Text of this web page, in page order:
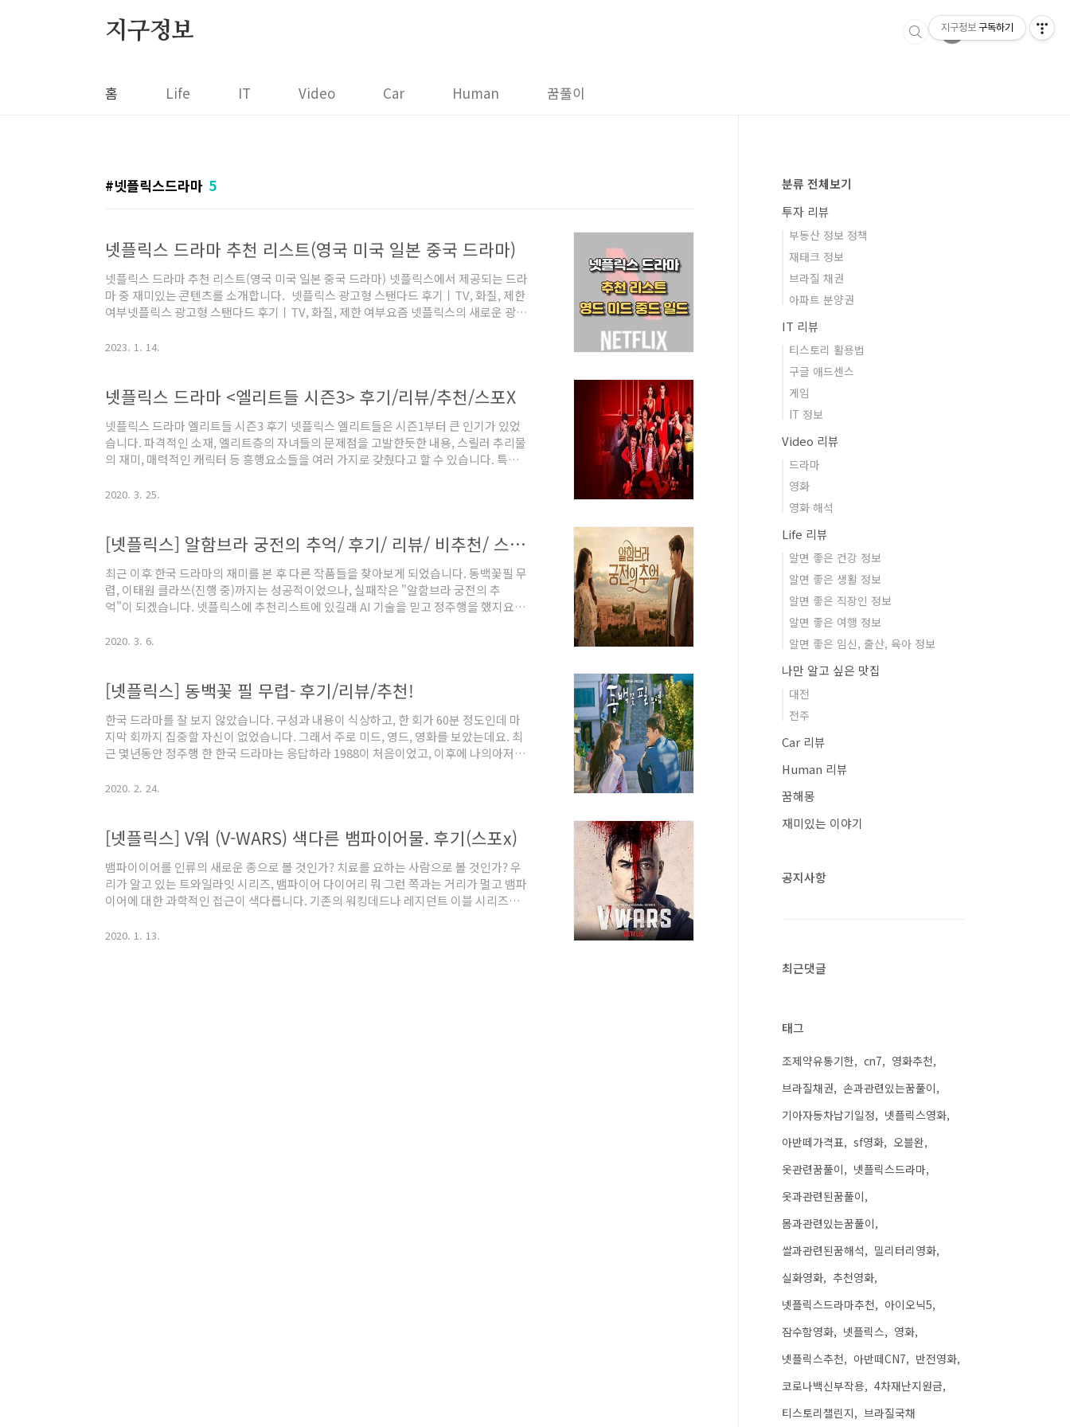
지구정보
홈 Life IT Video Car Human 꿈풀이
넷플릭스드라마 5
넷플릭스 드라마 추천 리스트(영국 미국 일본 중국 드라마)
넷플릭스 드라마 추천 리스트(영국 미국 일본 중국 드라마) 넷플릭스에서 제공되는 드라
마 중 재미있는 콘텐츠를 소개합니다. 넷플릭스 광고형 스탠다드 후기ㅣTV, 화질, 제한
여부넷플릭스 광고형 스탠다드 후기ㅣTV, 화질, 제한 여부요즘 넷플릭스의 새로운 광고
고, 실제 사용자들의oliviabbase.tistory.com 넷플릭스 드라마 추천 영국 드라마오
아를 그린 내용으로 캐릭터가 매력적이고, 근현대 영국의 모습을 볼 수 있어 흥미롭습니
2023. 1. 14.
넷플릭스 드라마 <엘리트들 시즌3> 후기/리뷰/추천/스포X
넷플릭스 드라마 엘리트들 시즌3 후기 넷플릭스 엘리트들은 시즌1부터 큰 인기가 있었
습니다. 파격적인 소재, 엘리트층의 자녀들의 문제점을 고발한듯한 내용, 스릴러 추리물
의 재미, 매력적인 캐릭터 등 흥행요소들을 여러 가지로 갖췄다고 할 수 있습니다. 특히
이 누구인지 왜 그러한 결말이 나왔는지를 추리해가는 과정을 그리고 있습니다. 그러면
데 재미도 여전합니다. 간략하게 스토리 구성은 본다면(스포 아님) 시즌1에서는 학생 한
명이 살인을 당하고 시간을 거슬러 올라가 범..
2020. 3. 25.
[넷플릭스] 알함브라 궁전의 추억/ 후기/ 리뷰/ 비추천/ 스포x
최근 이후 한국 드라마의 재미를 본 후 다른 작품들을 찾아보게 되었습니다. 동백꽃필 무
렵, 이태원 클라쓰(진행 중)까지는 성공적이었으나, 실패작은 "알함브라 궁전의 추
억"이 되겠습니다. 넷플릭스에 추천리스트에 있길래 AI 기술을 믿고 정주행을 했지요.
논리적 비약은 역대급이였고, 말도 안 되는 설정, 어설픈 열린 결말... 증강현실 게임을
분은 어떤 의도에서 이러한 설정을 생각하게 되었는지 이해가 안되었습니다. 마지막 회
2020. 3. 6.
[넷플릭스] 동백꽃 필 무렵- 후기/리뷰/추천!
한국 드라마를 잘 보지 않았습니다. 구성과 내용이 식상하고, 한 회가 60분 정도인데 마
지막 회까지 집중할 자신이 없었습니다. 그래서 주로 미드, 영드, 영화를 보았는데요. 최
근 몇년동안 정주행 한 한국 드라마는 응답하라 1988이 처음이었고, 이후에 나의아저
이태원 클라쓰를 보려니 아직 방영 중이라 끝날 때 몰아서 보려고 다른 작품을 찾다가 동
이라고 생각합니다. 한국 드라마의 식상한 코드인 멜로에서 스릴러까지 겸비한 정말 잘
2020. 2. 24.
[넷플릭스] V워 (V-WARS) 색다른 뱀파이어물. 후기(스포x)
뱀파이이어를 인류의 새로운 종으로 볼 것인가? 치료를 요하는 사람으로 볼 것인가? 우
리가 알고 있는 트와일라잇 시리즈, 뱀파이어 다이어리 뭐 그런 쪽과는 거리가 멀고 뱀파
이어에 대한 과학적인 접근이 색다릅니다. 기존의 워킹데드나 레지던트 이블 시리즈와
마는 '조너선 메이버리와 앨런 로빈슨의 만화책을 각색한 작품'입니다. 원작을 각색한
2020. 1. 13.
분류 전체보기
투자 리뷰
부동산 정보 정책
재태크 정보
브라질 채권
아파트 분양권
IT 리뷰
티스토리 활용법
구글 애드센스
게임
IT 정보
Video 리뷰
드라마
영화
영화 해석
Life 리뷰
알면 좋은 건강 정보
알면 좋은 생활 정보
알면 좋은 직장인 정보
알면 좋은 여행 정보
알면 좋은 임신, 출산, 육아 정보
나만 알고 싶은 맛집
대전
전주
Car 리뷰
Human 리뷰
꿈해몽
재미있는 이야기
공지사항
최근댓글
태그
조제약유통기한 cn7
영화추천
브라질채권
손과관련있는꿈풀이
기아자동차납기일정
넷플릭스영화
아반떼가격표
sf영화
오블완
옷관련꿈풀이
넷플릭스드라마
옷과관련된꿈풀이
몸과관련있는꿈풀이
쌀과관련된꿈해석
밀리터리영화
실화영화 추천영화
넷플릭스드라마추천
아이오닉5
잠수함영화
넷플릭스
영화
넷플릭스추천
아반떼CN7
반전영화
코로나백신부작용
4차재난지원금
티스토리챌린지
브라질국채
지구정보 구독하기